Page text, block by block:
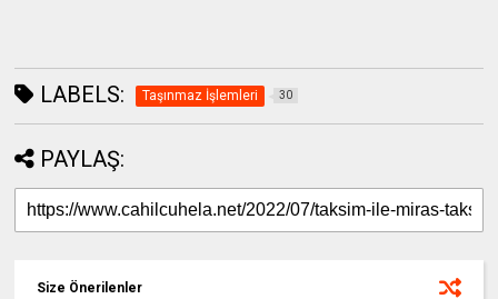
LABELS: Taşınmaz İşlemleri 30
PAYLAŞ:
Size Önerilenler